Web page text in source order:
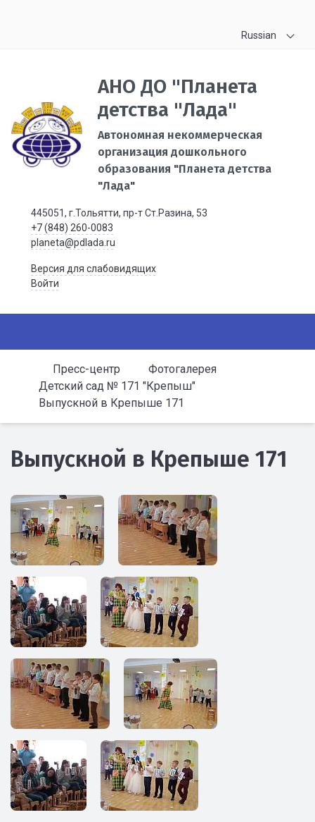
Russian
АНО ДО "Планета
детства "Лада"
Автономная некоммерческая
организация дошкольного
образования "Планета детства
"Лада"
445051, г.Тольятти, пр-т Ст.Разина, 53
+7 (848) 260-0083
planeta@pdlada.ru
Версия для слабовидящих
Войти
Пресс-центр
Фотогалерея
Детский сад № 171 "Крепыш"
Выпускной в Крепыше 171
Выпускной в Крепыше 171